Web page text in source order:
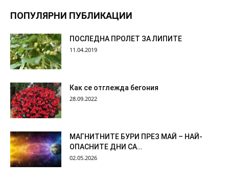
ПОПУЛЯРНИ ПУБЛИКАЦИИ
ПОСЛЕДНА ПРОЛЕТ ЗА ЛИПИТЕ
11.04.2019
Как се отглежда бегония
28.09.2022
МАГНИТНИТЕ БУРИ ПРЕЗ МАЙ – НАЙ-
ОПАСНИТЕ ДНИ СА…
02.05.2026